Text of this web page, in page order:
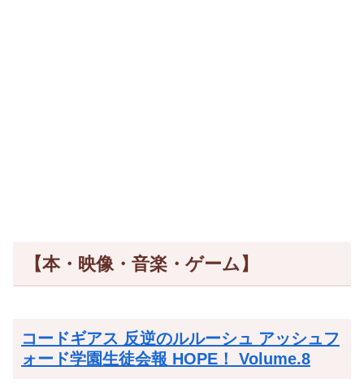
【本・映像・音楽・ゲーム】
コードギアス 反逆のルルーシュ アッシュフ
ォード学園生徒会報 HOPE！ Volume.8